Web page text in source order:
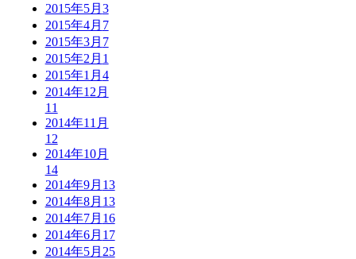
2015年5月 3
2015年4月 7
2015年3月 7
2015年2月 1
2015年1月 4
2014年12月
11
2014年11月
12
2014年10月
14
2014年9月 13
2014年8月 13
2014年7月 16
2014年6月 17
2014年5月 25